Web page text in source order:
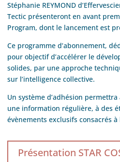
Stéphanie REYMOND
Tectic présenteront en avant
Program, dont le lancement est
Ce programme d’abonnement,
pour objectif d’accélérer le
solides, par une approche
sur l’intelligence collective.
Un système d’adhésion permettra
une information régulière, à des
évènements exclusifs consacrés
Présentation STAR